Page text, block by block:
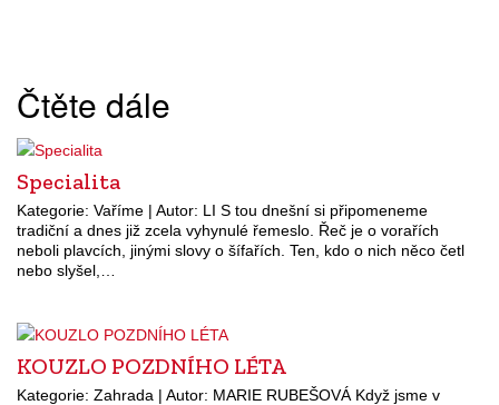
Čtěte dále
Specialita
Kategorie: Vaříme | Autor: LI S tou dnešní si připomeneme
tradiční a dnes již zcela vyhynulé řemeslo. Řeč je o vorařích
neboli plavcích, jinými slovy o šífařích. Ten, kdo o nich něco četl
nebo slyšel,…
KOUZLO POZDNÍHO LÉTA
Kategorie: Zahrada | Autor: MARIE RUBEŠOVÁ Když jsme v